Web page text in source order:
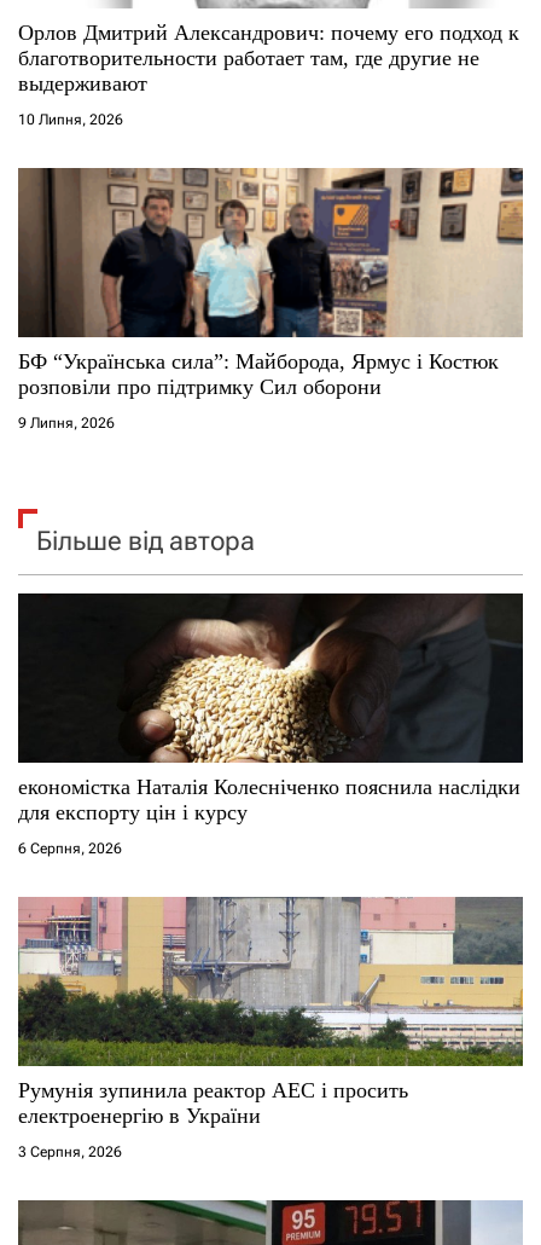
Орлов Дмитрий Александрович: почему его подход к
благотворительности работает там, где другие не
выдерживают
10 Липня, 2026
БФ “Українська сила”: Майборода, Ярмус і Костюк
розповіли про підтримку Сил оборони
9 Липня, 2026
Більше від автора
економістка Наталія Колесніченко пояснила наслідки
для експорту цін і курсу
6 Серпня, 2026
Румунія зупинила реактор АЕС і просить
електроенергію в України
3 Серпня, 2026